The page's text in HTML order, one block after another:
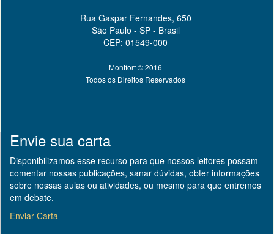
Rua Gaspar Fernandes, 650
São Paulo - SP - Brasil
CEP: 01549-000
Montfort © 2016
Todos os Direitos Reservados
Envie sua carta
Disponibilizamos esse recurso para que nossos leitores possam
comentar nossas publicações, sanar dúvidas, obter informações
sobre nossas aulas ou atividades, ou mesmo para que entremos
em debate.
Enviar Carta